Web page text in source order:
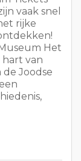
vaak snel
rijke
Het
hart van
Joodse